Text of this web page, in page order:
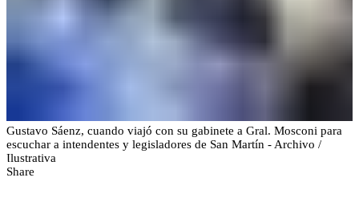
Gustavo Sáenz, cuando viajó con su gabinete a Gral. Mosconi para
escuchar a intendentes y legisladores de San Martín - Archivo /
Ilustrativa
Share